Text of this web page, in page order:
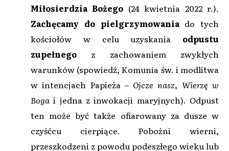
Miłosierdzia Bożego (24 kwietnia 2022 r.).
Zachęcamy do pielgrzymowaniado tych
kościołów w celu uzyskania odpustu
zupełnego z zachowaniem zwykłych
warunków (spowiedź, Komunia św. i modlitwa
w intencjach Papieża – Ojcze nasz, Wierzę w
Boga i jedna z inwokacji maryjnych). Odpust
ten może być także ofiarowany za dusze w
czyśćcu cierpiące. Pobożni wierni,
przeszkodzeni z powodu podeszłego wieku lub